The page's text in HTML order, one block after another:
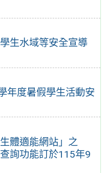
生水域等安全宣導
年度暑假學生活動安
體適能網站」之
詢功能訂於115年9